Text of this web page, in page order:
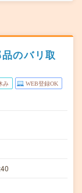
のバリ取
み WEB登録OK